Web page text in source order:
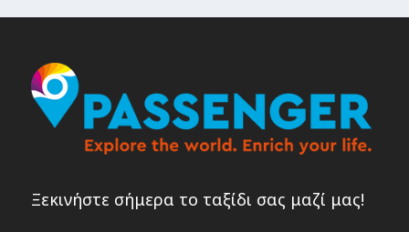
Ξεκινήστε σήμερα το ταξίδι σας μαζί μας!